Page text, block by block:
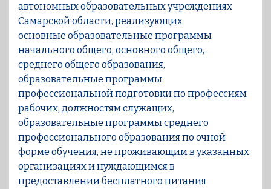
автономных образовательных учреждениях
Самарской области, реализующих
основные образовательные программы
начального общего, основного общего,
среднего общего образования,
образовательные программы
профессиональной подготовки по профессиям
рабочих, должностям служащих,
образовательные программы среднего
профессионального образования по очной
форме обучения, не проживающим в указанных
организациях и нуждающимся в
предоставлении бесплатного питания